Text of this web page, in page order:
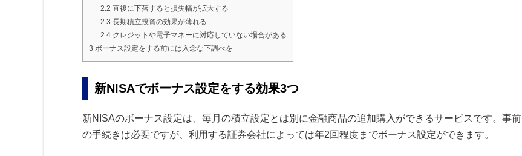
2.2 直後に下落すると損失幅が拡大する
2.3 長期積立投資の効果が薄れる
2.4クレジットや電子マネーに対応していない場合がある
3 ボーナス設定をする前には入念な下調べを
新NISAでボーナス設定をする効果3つ
新NISAのボーナス設定は、毎月の積立設定とは別に金融商品の追加購入ができるサービスです。事前
の手続きは必要ですが、利用する証券会社によっては年2回程度までボーナス設定ができます。